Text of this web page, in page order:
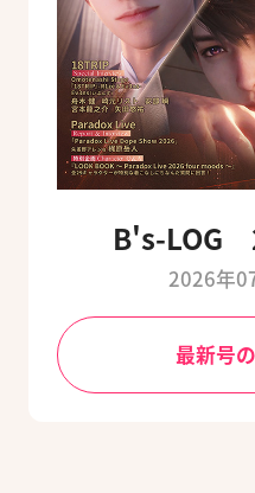
B's-LOG
2026年
最新号